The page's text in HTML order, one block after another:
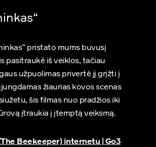
pristato mums buvusį
pasitraukė iš veiklos, tačiau
užpuolimas privertė jį grįžti į
žiaurias kovos scenas
šis filmas nuo pradžios iki
įtraukia į įtemptą veiksmą.
Beekeeper) internetu | Go3